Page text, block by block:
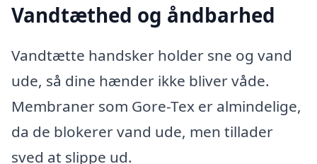
Vandtæthed og åndbarhed
Vandtætte handsker holder sne og vand
ude, så dine hænder ikke bliver våde.
Membraner som Gore-Tex er almindelige,
da de blokerer vand ude, men tillader
sved at slippe ud.